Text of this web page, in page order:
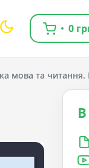
0
мова та